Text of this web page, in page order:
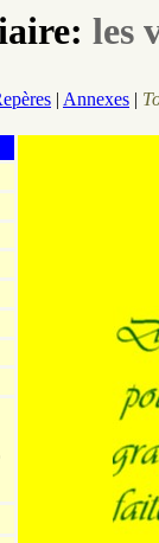
les
| Annexes |